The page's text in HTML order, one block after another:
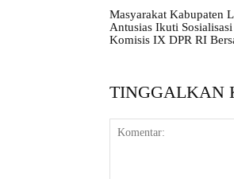
Masyarakat Kabupaten
Antusias Ikuti Sosialisasi
Komisis IX DPR RI
TINGGALKAN